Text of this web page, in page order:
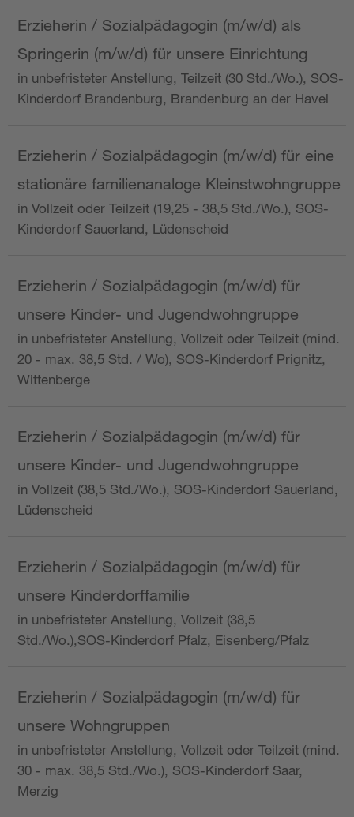
Erzieherin / Sozialpädagogin (m/w/d) als
Springerin (m/w/d) für unsere Einrichtung
in unbefristeter Anstellung, Teilzeit (30 Std./Wo.), SOS-
Kinderdorf Brandenburg, Brandenburg an der Havel
Erzieherin / Sozialpädagogin (m/w/d) für eine
stationäre familienanaloge Kleinstwohngruppe
in Vollzeit oder Teilzeit (19,25 - 38,5 Std./Wo.), SOS-
Kinderdorf Sauerland, Lüdenscheid
Erzieherin / Sozialpädagogin (m/w/d) für
unsere Kinder- und Jugendwohngruppe
in unbefristeter Anstellung, Vollzeit oder Teilzeit (mind.
20 - max. 38,5 Std. / Wo), SOS-Kinderdorf Prignitz,
Wittenberge
Erzieherin / Sozialpädagogin (m/w/d) für
unsere Kinder- und Jugendwohngruppe
in Vollzeit (38,5 Std./Wo.), SOS-Kinderdorf Sauerland,
Lüdenscheid
Erzieherin / Sozialpädagogin (m/w/d) für
unsere Kinderdorffamilie
in unbefristeter Anstellung, Vollzeit (38,5
Std./Wo.),SOS-Kinderdorf Pfalz, Eisenberg/Pfalz
Erzieherin / Sozialpädagogin (m/w/d) für
unsere Wohngruppen
in unbefristeter Anstellung, Vollzeit oder Teilzeit (mind.
30 - max. 38,5 Std./Wo.), SOS-Kinderdorf Saar,
Merzig